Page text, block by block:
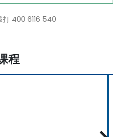
400 6116 540
程